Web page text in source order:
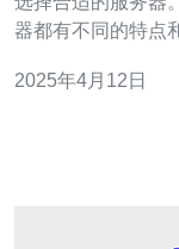
器都有不同的特点
趣。 创建角色时，可以根据个人喜好选择种族、性别和外
2025年4月12日